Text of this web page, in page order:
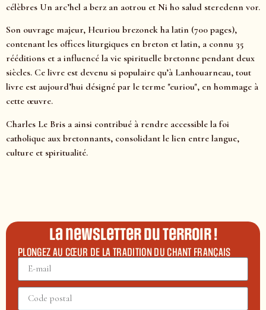
célèbres Un arc’hel a berz an aotrou et Ni ho salud steredenn vor.
Son ouvrage majeur, Heuriou brezonek ha latin (700 pages),
contenant les offices liturgiques en breton et latin, a connu 35
rééditions et a influencé la vie spirituelle bretonne pendant deux
siècles. Ce livre est devenu si populaire qu’à Lanhouarneau, tout
livre est aujourd’hui désigné par le terme "euriou", en hommage à
cette œuvre.
Charles Le Bris a ainsi contribué à rendre accessible la foi
catholique aux bretonnants, consolidant le lien entre langue,
culture et spiritualité.
La newsletter du terroir !
PLONGEZ AU CŒUR DE LA TRADITION DU CHANT FRANÇAIS